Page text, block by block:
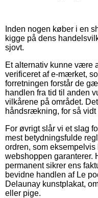
Inden nogen køber i en
kigge på dens
sjovt.
Et alternativ kunne være
verificeret af e-mærket,
forretningen forstår de
handlen fra tid til anden
vilkårene på området.
håndsrækning, for så
For øvrigt slår vi et slag
mest betydningsfulde
ordren, som
webshoppen garanterer.
permanent sikrer ens
bevidne handlen af Le
Delaunay kunstplakat,
eller pige.